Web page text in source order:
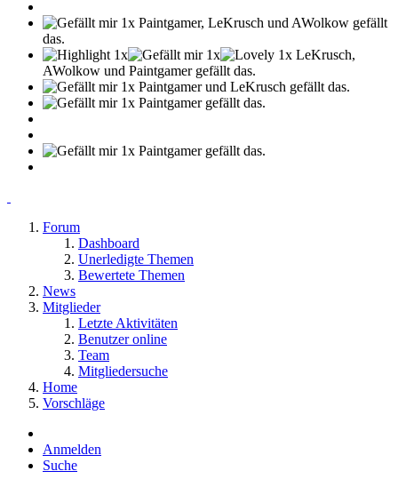
Paintgamer, LeKrusch und AWolkow gefällt
das.
LeKrusch,
AWolkow und Paintgamer gefällt das.
Paintgamer und LeKrusch gefällt das.
Paintgamer gefällt das.
Paintgamer gefällt das.
Forum
Dashboard
Unerledigte Themen
Bewertete Themen
News
Mitglieder
Letzte Aktivitäten
Benutzer online
Team
Mitgliedersuche
Home
Vorschläge
Anmelden
Suche